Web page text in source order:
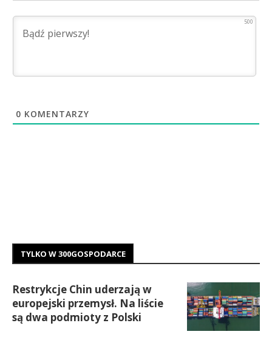
500
0 KOMENTARZY
TYLKO W 300GOSPODARCE
Restrykcje Chin uderzają w
europejski przemysł. Na liście
są dwa podmioty z Polski